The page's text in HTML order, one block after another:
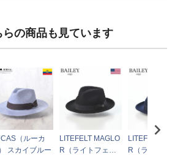
の商品も見ています
（ルーカ
スカイブルー
LITEFELT MAGLO
R（ライトフェル
LITEFELT
R（ライトフ